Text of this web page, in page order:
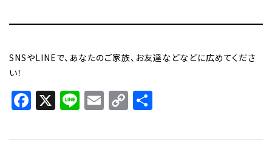
SNSやLINEで、あなたのご家族、お友達などなどに広めてくださ
い！
Facebook
X LineEmail
Copy